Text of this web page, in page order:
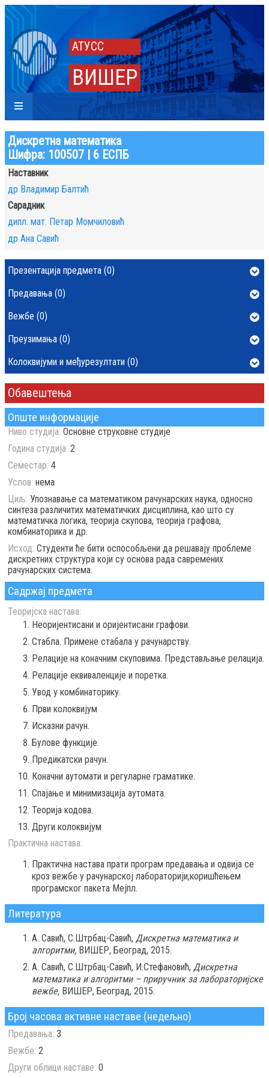
АТУСС
ВИШЕР
Дискретна математика
Шифра: 100507 | 6 ЕСПБ
Опште информације
Ниво студија: Основне струковне студије
Година студија: 2
Семестар: 4
Услов: нема
Циљ: Упознавање са математиком рачунарских наука, односно
синтезa различитих математичких дисциплина, као што су
математичка логика, теорија скупова, теорија графова,
комбинаторика и др.
Исход: Студенти ће бити оспособљени да решавају проблеме
дискретних структура који су основа рада савремених
рачунарских система.
Садржај предмета
Теоријска настава:
Неоријентисани и оријентисани графови.
Стабла. Примене стабала у рачунарству.
Релације на коначним скуповима. Представљање релација.
Релације еквиваленције и поретка.
Увод у комбинаторику.
Први колоквијум
Исказни рачун.
Булове функције.
Предикатски рачун.
Коначни аутомати и регуларне граматике.
Спајање и минимизација аутомата.
Теорија кодова.
Други колоквијум
Практична настава:
Практична настава прати програм предавања и одвија се
кроз вежбе у рачунарској лабораторији,коришћењем
програмског пакета Мејпл.
Литература
А. Савић, С.Штрбац-Савић, Дискретна математика и
алгоритми, ВИШЕР, Београд, 2015.
А. Савић, С.Штрбац-Савић, И.Стефановић, Дискретна
математика и алгоритми – приручник за лабораторијске
вежбе, ВИШЕР, Београд, 2015.
Број часова активне наставе (недељно)
Предавања: 3
Вежбе: 2
Други облици наставе: 0
Наставник
др Владимир Балтић
Сарадник
дипл. мат. Петар Момчиловић
др Ана Савић
Презентација предмета (0)
Предавања (0)
Вежбе (0)
Преузимања (0)
Колоквијуми и међурезултати (0)
Обавештења